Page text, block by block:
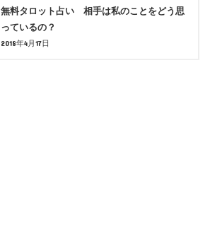
無料タロット占い 相手は私のことをどう思
っているの？
2018年4月17日